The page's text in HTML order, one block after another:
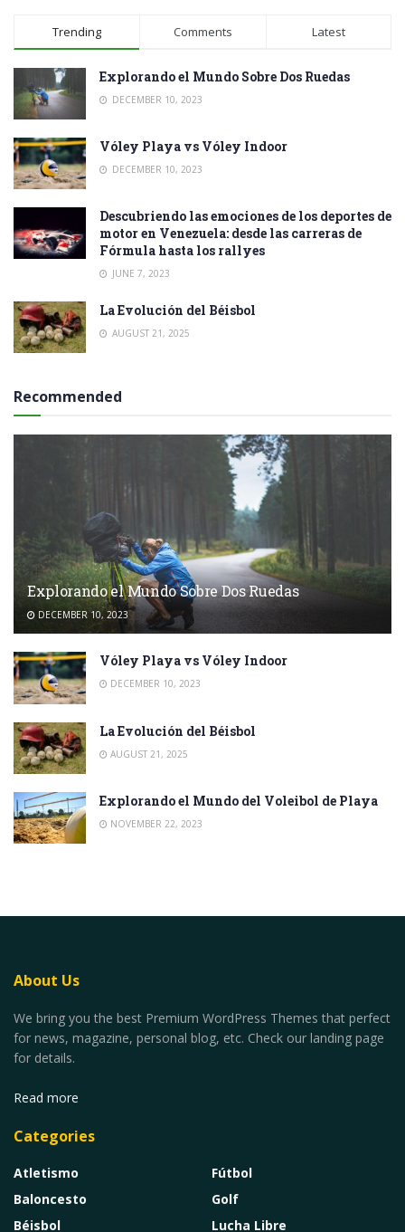
Trending Comments Latest
Explorando el Mundo Sobre Dos Ruedas
DECEMBER 10, 2023
Vóley Playa vs Vóley Indoor
DECEMBER 10, 2023
Descubriendo las emociones de los deportes de
motor en Venezuela: desde las carreras de
Fórmula hasta los rallyes
JUNE 7, 2023
La Evolución del Béisbol
AUGUST 21, 2025
Recommended
Explorando el Mundo Sobre Dos Ruedas
DECEMBER 10, 2023
Vóley Playa vs Vóley Indoor
DECEMBER 10, 2023
La Evolución del Béisbol
AUGUST 21, 2025
Explorando el Mundo del Voleibol de Playa
NOVEMBER 22, 2023
About Us
We bring you the best Premium WordPress Themes that perfect
for news, magazine, personal blog, etc. Check our landing page
for details.
Read more
Categories
Atletismo
Baloncesto
Béisbol
Fútbol
Golf
Lucha Libre